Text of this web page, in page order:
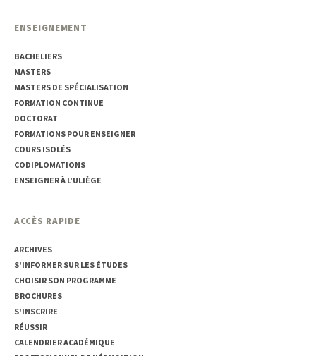
ENSEIGNEMENT
BACHELIERS
MASTERS
MASTERS DE SPÉCIALISATION
FORMATION CONTINUE
DOCTORAT
FORMATIONS POUR ENSEIGNER
COURS ISOLÉS
CODIPLOMATIONS
ENSEIGNER À L'ULIÈGE
ACCÈS RAPIDE
ARCHIVES
S'INFORMER SUR LES ÉTUDES
CHOISIR SON PROGRAMME
BROCHURES
S'INSCRIRE
RÉUSSIR
CALENDRIER ACADÉMIQUE